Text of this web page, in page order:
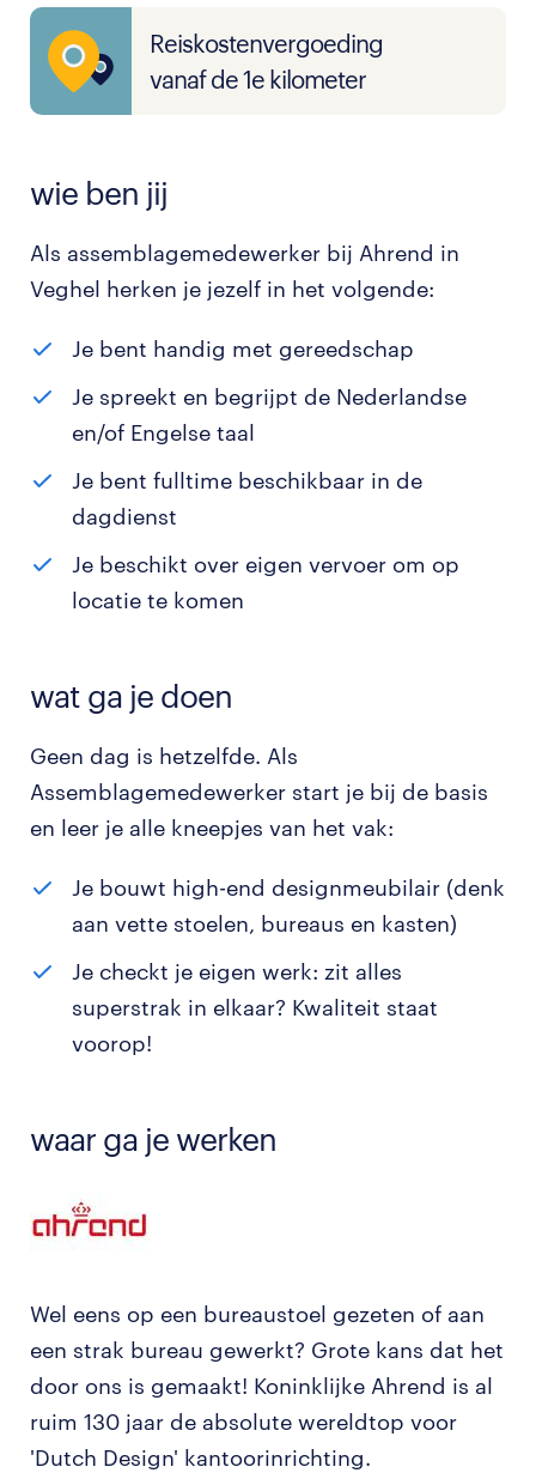
Reiskostenvergoeding
vanaf de 1e kilometer
wie ben jij
Als assemblagemedewerker bij Ahrend in
Veghel herken je jezelf in het volgende:
Je bent handig met gereedschap
Je spreekt en begrijpt de Nederlandse
en/of Engelse taal
Je bent fulltime beschikbaar in de
dagdienst
Je beschikt over eigen vervoer om op
locatie te komen
wat ga je doen
Geen dag is hetzelfde. Als
Assemblagemedewerker start je bij de basis
en leer je alle kneepjes van het vak:
Je bouwt high-end designmeubilair (denk
aan vette stoelen, bureaus en kasten)
Je checkt je eigen werk: zit alles
superstrak in elkaar? Kwaliteit staat
voorop!
waar ga je werken
Wel eens op een bureaustoel gezeten of aan
een strak bureau gewerkt? Grote kans dat het
door ons is gemaakt! Koninklijke Ahrend is al
ruim 130 jaar de absolute wereldtop voor
'Dutch Design' kantoorinrichting.